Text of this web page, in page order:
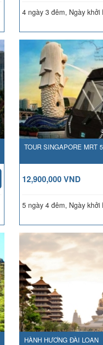
4 ngày 3 đêm, Ngày khởi
TOUR SINGAPORE MRT
12,900,000 VND
5 ngày 4 đêm, Ngày khởi
HÀNH HƯƠNG ĐÀI LOAN